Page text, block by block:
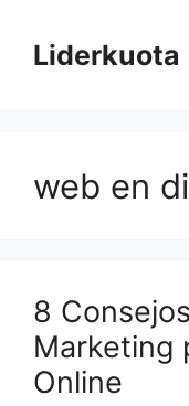
contenido
Liderkuota
web en
8
Marketing
Online